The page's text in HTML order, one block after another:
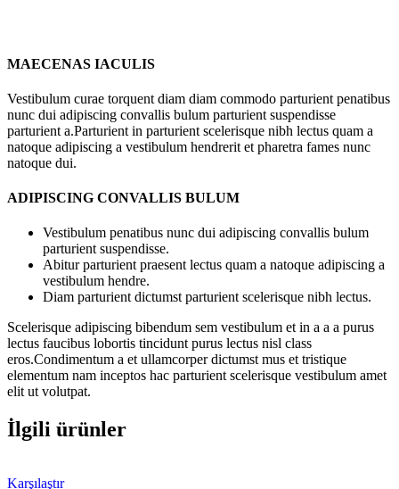
MAECENAS IACULIS
Vestibulum curae torquent diam diam commodo parturient penatibus
nunc dui adipiscing convallis bulum parturient suspendisse
parturient a.Parturient in parturient scelerisque nibh lectus quam a
natoque adipiscing a vestibulum hendrerit et pharetra fames nunc
natoque dui.
ADIPISCING CONVALLIS BULUM
Vestibulum penatibus nunc dui adipiscing convallis bulum
parturient suspendisse.
Abitur parturient praesent lectus quam a natoque adipiscing a
vestibulum hendre.
Diam parturient dictumst parturient scelerisque nibh lectus.
Scelerisque adipiscing bibendum sem vestibulum et in a a a purus
lectus faucibus lobortis tincidunt purus lectus nisl class
eros.Condimentum a et ullamcorper dictumst mus et tristique
elementum nam inceptos hac parturient scelerisque vestibulum amet
elit ut volutpat.
İlgili ürünler
Karşılaştır